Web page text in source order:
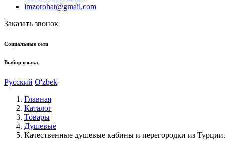
imzorohat@gmail.com
Заказать звонок
Социальные сети
Выбор языка
Русский O'zbek
Главная
Каталог
Товары
Душевые
Качественные душевые кабины и перегородки из Турции.